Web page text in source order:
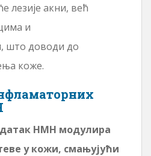
лезије акни, већ
и
што доводи до
коже.
НМН модулира
у кожи, смањујући